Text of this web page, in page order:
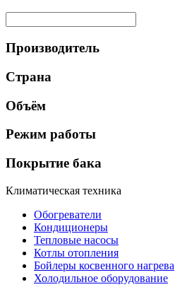
Производитель
Страна
Объём
Режим работы
Покрытие бака
Климатическая техника
Обогреватели
Кондиционеры
Тепловые насосы
Котлы отопления
Бойлеры косвенного нагрева
Холодильное оборудование